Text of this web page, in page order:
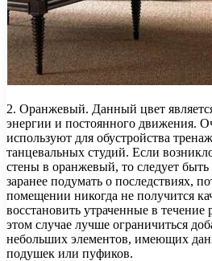
2. Оранжевый. Данный цвет
энергии и постоянного движения.
используют для обустройства
танцевальных студий. Если
стены в оранжевый, то следует
заранее подумать о последствиях,
помещении никогда не получится
восстановить утраченные в
этом случае лучше ограничиться
небольших элементов, имеющих
подушек или пуфиков.